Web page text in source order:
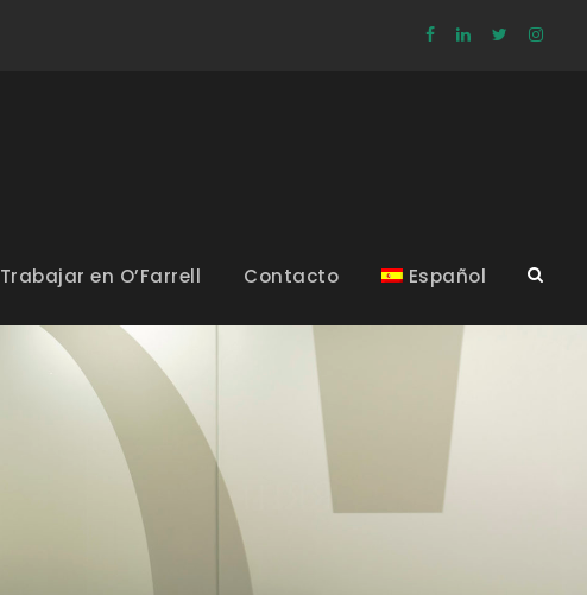
Trabajar en O’Farrell Contacto Español